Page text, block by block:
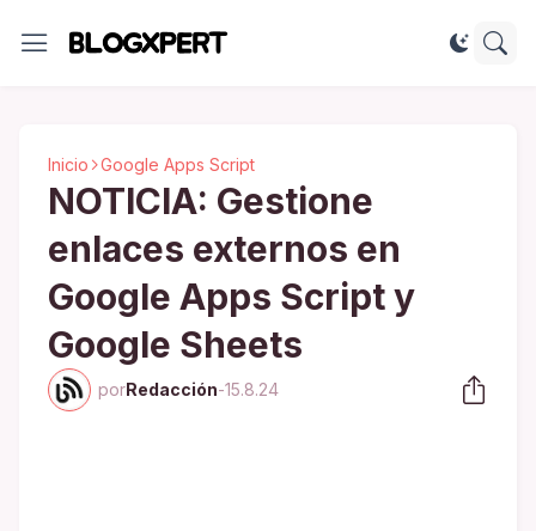
Inicio Google Apps Script
NOTICIA: Gestione
enlaces externos en
Google Apps Script y
Google Sheets
porRedacción-15.8.24